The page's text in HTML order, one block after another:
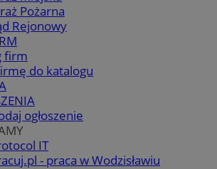
Pożarna
Rejonowy
firm
do katalogu
ogłoszenie
IT
- praca w Wodzisławiu